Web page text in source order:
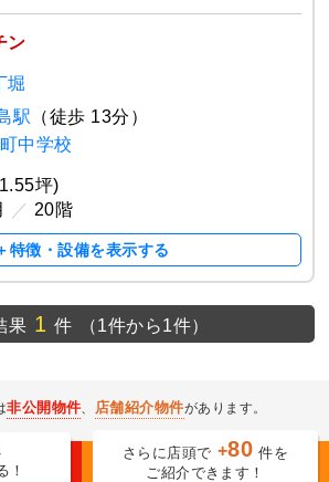
ン
堀
駅 （徒歩 13分）
中学校
坪)
／ 20階
特徴・設備を表示する
果 1 件 （1件から1件）
非公開物件 店舗紹介物件があります。
！
さらに店頭で +80 件を
ご紹介できます！